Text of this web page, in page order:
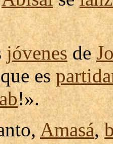
jóvenesde
es
!».
Amasá,